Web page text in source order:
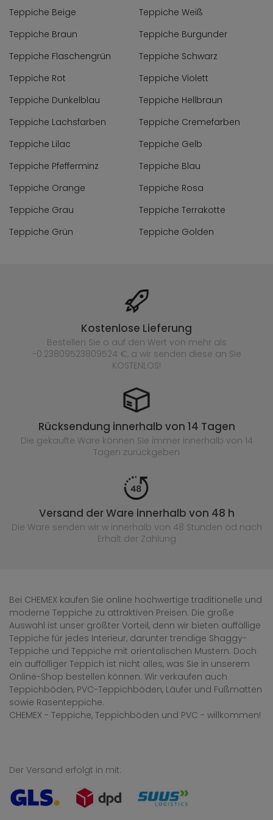
Teppiche Beige
Teppiche Weiß
Teppiche Braun
Teppiche Burgunder
Teppiche Flaschengrün
Teppiche Schwarz
Teppiche Rot
Teppiche Violett
Teppiche Dunkelblau
Teppiche Hellbraun
Teppiche Lachsfarben
Teppiche Cremefarben
Teppiche Lilac
Teppiche Gelb
Teppiche Pfefferminz
Teppiche Blau
Teppiche Orange
Teppiche Rosa
Teppiche Grau
Teppiche Terrakotte
Teppiche Grün
Teppiche Golden
Kostenlose Lieferung
Bestellen Sie o auf den Wert von mehr als
-0.23809523809524 €, a wir senden diese an Sie
KOSTENLOS!
Rücksendung innerhalb von 14 Tagen
Die gekaufte Ware können Sie immer innerhalb von 14
Tagen zurückgeben
Versand der Ware innerhalb von 48 h
Die Ware senden wir w innerhalb von 48 Stunden od nach
Erhalt der Zahlung
Bei CHEMEX kaufen Sie online hochwertige traditionelle und
moderne Teppiche zu attraktiven Preisen. Die große
Auswahl ist unser größter Vorteil, denn wir bieten auffällige
Teppiche für jedes Interieur, darunter trendige Shaggy-
Teppiche und Teppiche mit orientalischen Mustern. Doch
ein auffälliger Teppich ist nicht alles, was Sie in unserem
Online-Shop bestellen können. Wir verkaufen auch
Teppichböden, PVC-Teppichböden, Läufer und Fußmatten
sowie Rasenteppiche.
CHEMEX - Teppiche, Teppichböden und PVC - willkommen!
Der Versand erfolgt in mit: